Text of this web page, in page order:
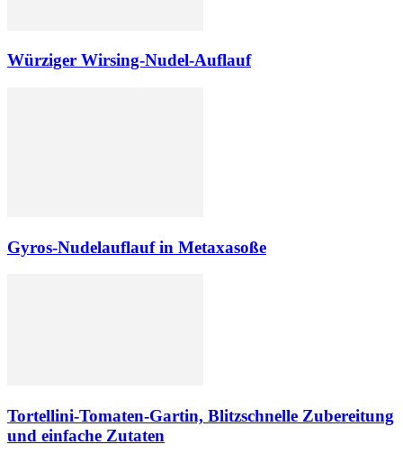
Würziger Wirsing-Nudel-Auflauf
Gyros-Nudelauflauf in Metaxasoße
Tortellini-Tomaten-Gartin, Blitzschnelle Zubereitung
und einfache Zutaten